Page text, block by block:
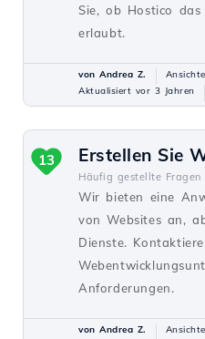
Sie, ob Hostico
erlaubt.
von Andrea Z.
Aktualisiert vor 3 Jahren
Erstellen Sie
Häufig gestellte Fragen
Wir bieten eine
von Websites an,
Dienste.
Anforderungen.
13
von Andrea Z.